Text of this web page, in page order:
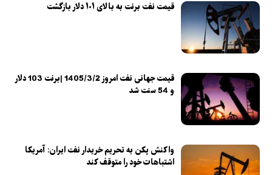
قیمت نفت برنت به بالای ۱۰۱ دلار بازگشت
قیمت جهانی نفت امروز 1405/3/2 |برنت 103 دلار
و 54 سنت شد
واکنش پکن به تحریم خریدار نفت ایران: آمریکا
اشتباهات خود را متوقف کند